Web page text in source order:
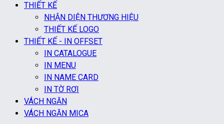
THIẾT KẾ
NHẬN DIỆN THƯƠNG HIỆU
THIẾT KẾ LOGO
THIẾT KẾ - IN OFFSET
IN CATALOGUE
IN MENU
IN NAME CARD
IN TỜ RƠI
VÁCH NGĂN
VÁCH NGĂN MICA